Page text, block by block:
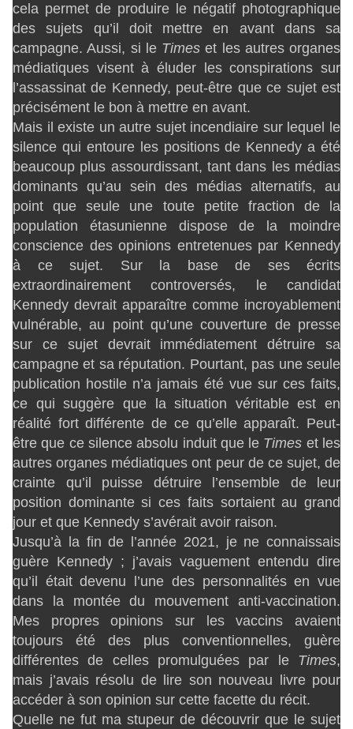
cela permet de produire le négatif photographique
des sujets qu’il doit mettre en avant dans sa
campagne. Aussi, si le Times et les autres organes
médiatiques visent à éluder les conspirations sur
l’assassinat de Kennedy, peut-être que ce sujet est
précisément le bon à mettre en avant.
Mais il existe un autre sujet incendiaire sur lequel le
silence qui entoure les positions de Kennedy a été
beaucoup plus assourdissant, tant dans les médias
dominants qu’au sein des médias alternatifs, au
point que seule une toute petite fraction de la
population étasunienne dispose de la moindre
conscience des opinions entretenues par Kennedy
à ce sujet. Sur la base de ses écrits
extraordinairement controversés, le candidat
Kennedy devrait apparaître comme incroyablement
vulnérable, au point qu’une couverture de presse
sur ce sujet devrait immédiatement détruire sa
campagne et sa réputation. Pourtant, pas une seule
publication hostile n’a jamais été vue sur ces faits,
ce qui suggère que la situation véritable est en
réalité fort différente de ce qu’elle apparaît. Peut-
être que ce silence absolu induit que le Times et les
autres organes médiatiques ont peur de ce sujet, de
crainte qu’il puisse détruire l’ensemble de leur
position dominante si ces faits sortaient au grand
jour et que Kennedy s’avérait avoir raison.
Jusqu’à la fin de l’année 2021, je ne connaissais
guère Kennedy ; j’avais vaguement entendu dire
qu’il était devenu l’une des personnalités en vue
dans la montée du mouvement anti-vaccination.
Mes propres opinions sur les vaccins avaient
toujours été des plus conventionnelles, guère
différentes de celles promulguées par le
Times,
mais j’avais résolu de lire son nouveau livre pour
accéder à son opinion sur cette facette du récit.
Quelle ne fut ma stupeur de découvrir que le sujet